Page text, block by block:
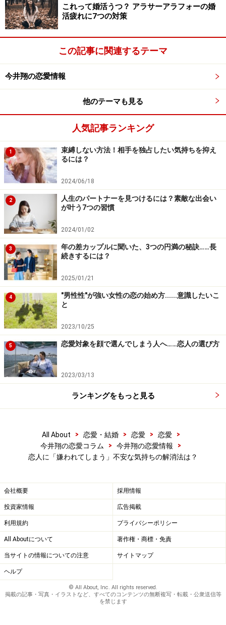
段階では何も問題はありません。
※記事内容は執筆時点のものです。最新の内容をご確認くださ
い。
これって婚活うつ？ アラサーアラフォーの婚
活疲れに7つの対策
この記事に関連するテーマ
今井翔の恋愛情報
他のテーマも見る
人気記事ランキング
1
束縛しない方法！相手を独占したい気持ちを抑え
るには？
2024/06/18
2
人生のパートナーを見つけるには？素敵な出会い
が叶う7つの習慣
2024/01/02
3
年の差カップルに聞いた、3つの円満の秘訣……長
続きするには？
2025/01/21
4
"男性性"が強い女性の恋の始め方......意識したいこ
と
2023/10/25
5 恋愛対象を顔で選んでしまう人へ……恋人の選び方
2023/03/13
ランキングをもっと見る
All About > 恋愛・結婚 > 恋愛 > 恋愛
>
今井翔の恋愛コラム
> 今井翔の恋愛情報
>
恋人に「嫌われてしまう」不安な気持ちの解消法は？
会社概要 採用情報
投資家情報 広告掲載
利用規約 プライバシーポリシー
All Aboutについて 著作権・商標・免責
当サイトの情報についての注意 サイトマップ
ヘルプ
© All About, Inc. All rights reserved.
掲載の記事・写真・イラストなど、すべてのコンテンツの無断複写・転載・公衆送信等
を禁じます